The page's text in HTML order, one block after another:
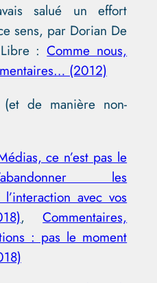
salué un effort
sens, par Dorian De
Libre :Comme nous,
(2012)
de manière non-
ce n’est pas le
les
avec vos
,Commentaires,
: pas le moment